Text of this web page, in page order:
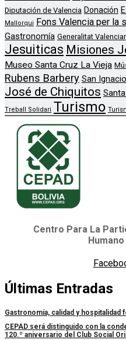
Diputación de Valencia Donación
Mallorqui
Fons Valencia per la
Gastronomía Generalitat
Jesuiticas Misiones
Museo Santa Cruz La Vieja
Rubens Barbery San
José de Chiquitos
Treball Solidari Turismo
Centro Para La
Últimas Entradas
Gastronomía, calidad y
CEPAD será distinguido con la
120.º aniversario del Club Social